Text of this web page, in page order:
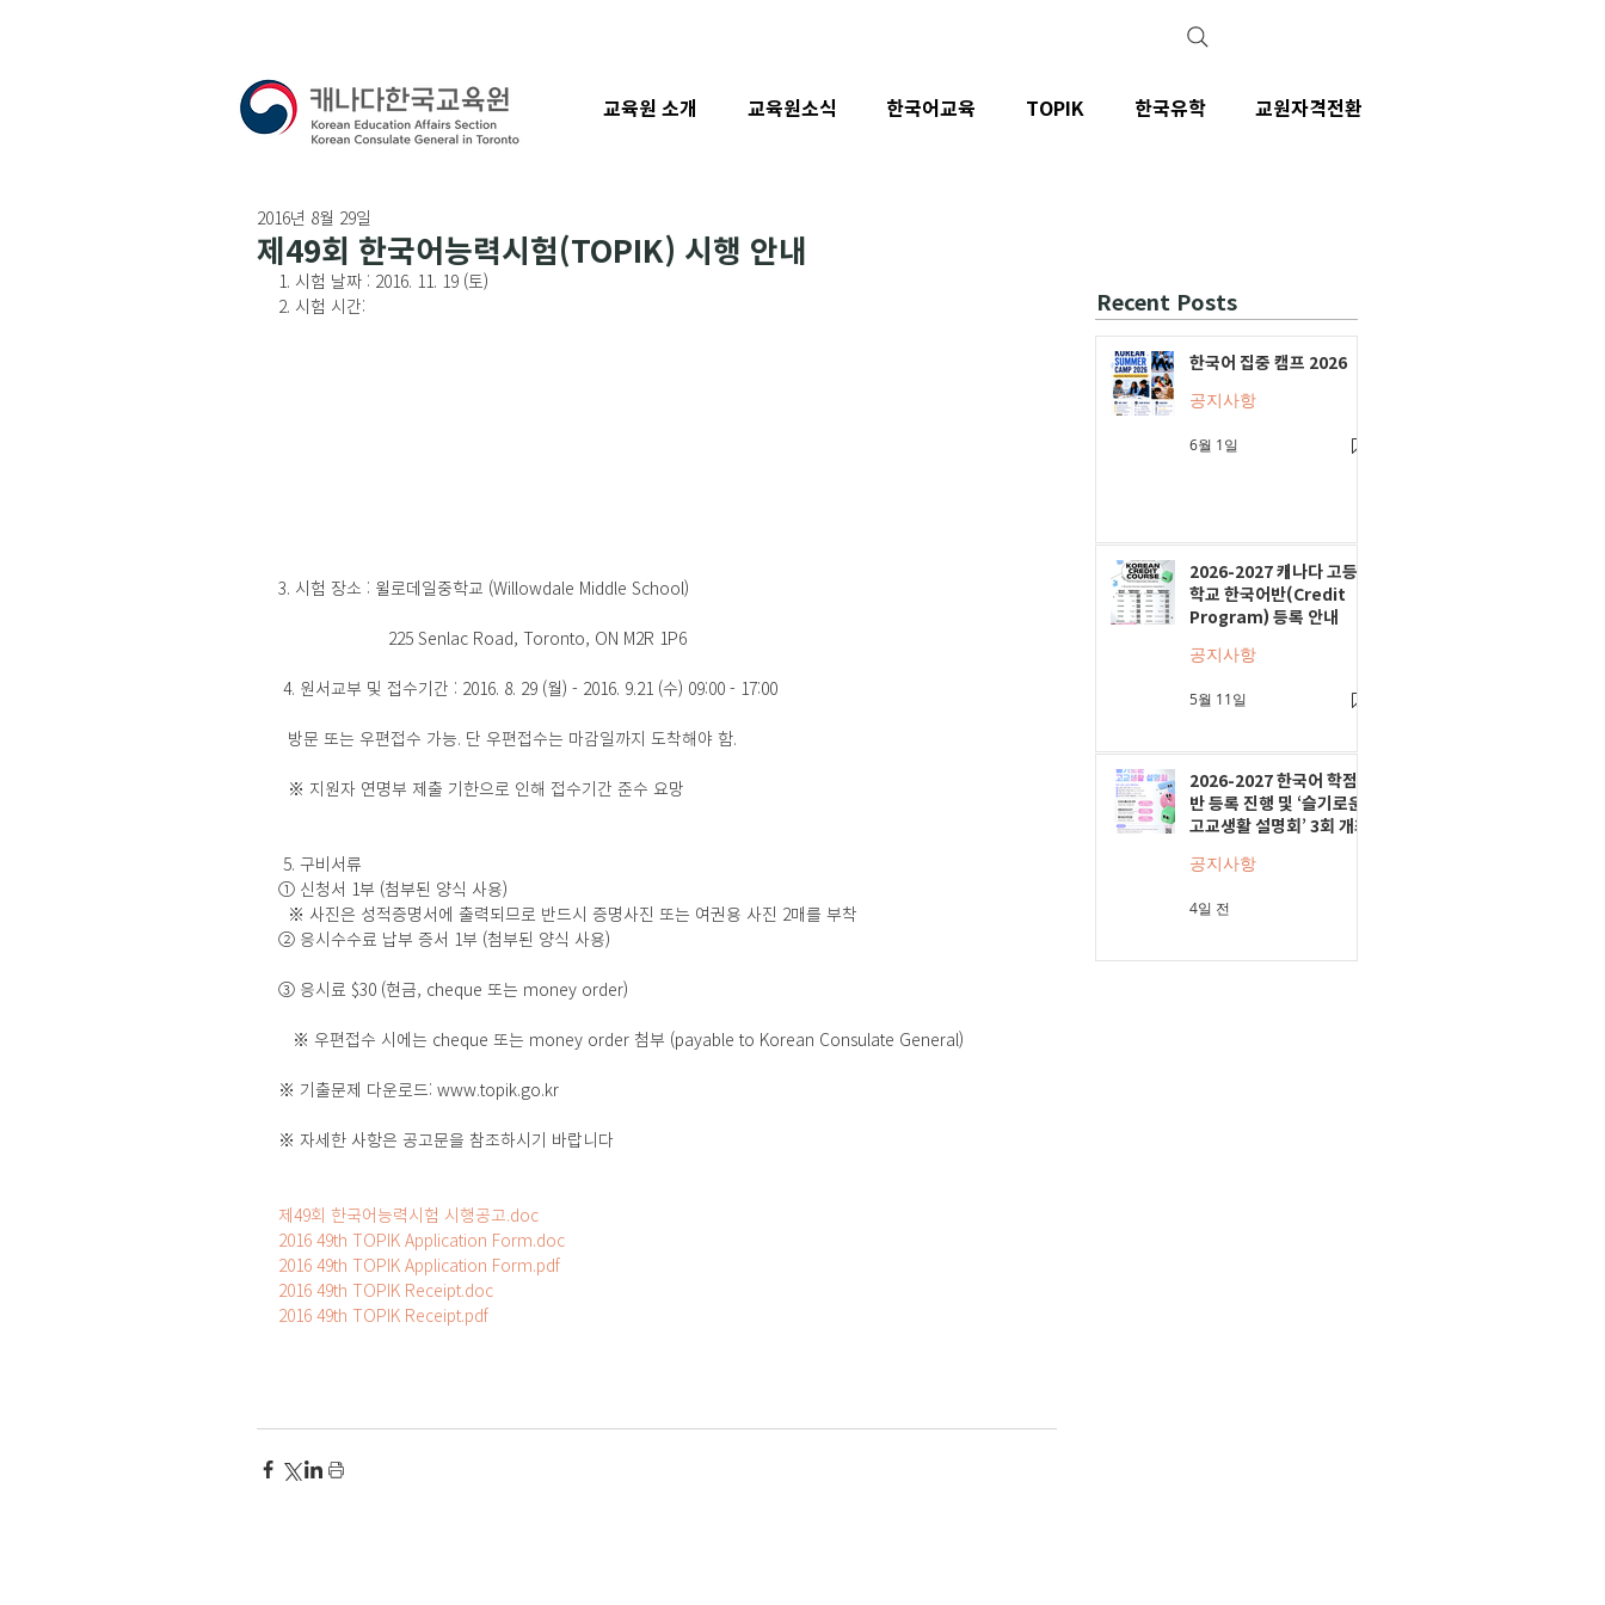
제49회 한국어능력시험(TOPIK) 시행 안내
2016년 8월 29일
1. 시험 날짜 : 2016. 11. 19 (토)
2. 시험 시간:
3. 시험 장소 : 윌로데일중학교 (Willowdale Middle School)
                       225 Senlac Road, Toronto, ON M2R 1P6
4. 원서교부 및 접수기간 : 2016. 8. 29 (월) - 2016. 9.21 (수) 09:00 - 17:00
  방문 또는 우편접수 가능. 단 우편접수는 마감일까지 도착해야 함.
  ※ 지원자 연명부 제출 기한으로 인해 접수기간 준수 요망
5. 구비서류
① 신청서 1부 (첨부된 양식 사용)
  ※ 사진은 성적증명서에 출력되므로 반드시 증명사진 또는 여권용 사진 2매를 부착
② 응시수수료 납부 증서 1부 (첨부된 양식 사용)
③ 응시료 $30 (현금, cheque 또는 money order)
   ※ 우편접수 시에는 cheque 또는 money order 첨부 (payable to Korean Consulate General)
※ 기출문제 다운로드: www.topik.go.kr
※ 자세한 사항은 공고문을 참조하시기 바랍니다
제49회 한국어능력시험 시행공고.doc
2016 49th TOPIK Application Form.doc
2016 49th TOPIK Application Form.pdf
2016 49th TOPIK Receipt.doc
2016 49th TOPIK Receipt.pdf
Recent Posts
한국어 집중 캠프 2026
공지사항
6월 1일
2026-2027 캐나다 고등
학교 한국어반(Credit
Program) 등록 안내
공지사항
5월 11일
2026-2027 한국어 학점
반 등록 진행 및 ‘슬기로운
고교생활 설명회’ 3회 개최
공지사항
4일 전
교육원 소개 교육원소식 한국어교육 TOPIK 한국유학 교원자격전환